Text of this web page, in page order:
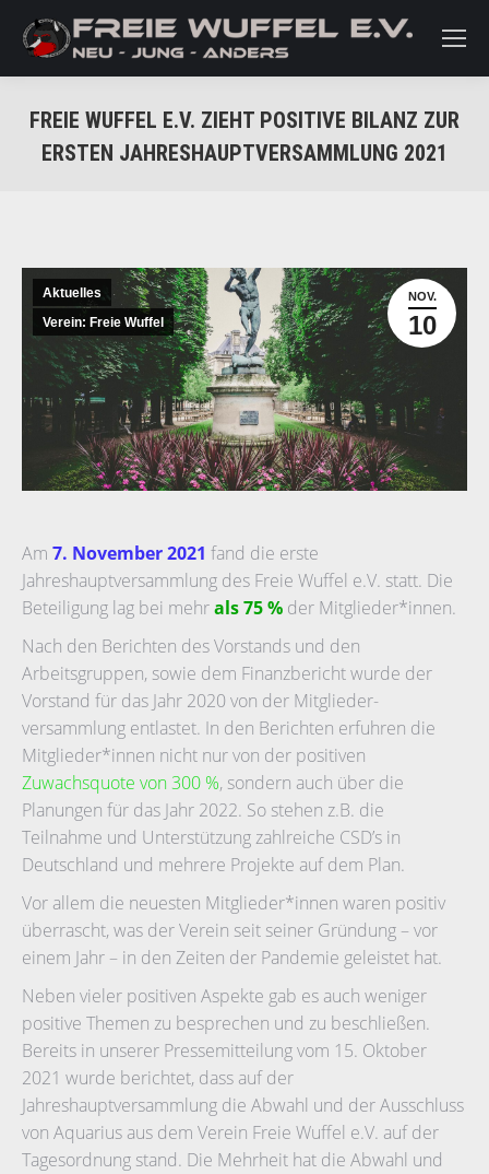
FREIE WUFFEL E.V. ZIEHT POSITIVE BILANZ ZUR
ERSTEN JAHRESHAUPTVERSAMMLUNG 2021
NOV.
10
Aktuelles
Verein: Freie Wuffel
Am 7. November 2021 fand die erste
Jahreshauptversammlung des Freie Wuffel e.V. statt. Die
Beteiligung lag bei mehrals 75 % der Mitglieder*innen.
Nach den Berichten des Vorstands und den
Arbeitsgruppen, sowie dem Finanzbericht wurde der
Vorstand für das Jahr 2020 von der Mitglieder-
versammlung entlastet. In den Berichten erfuhren die
Mitglieder*innen nicht nur von der positiven
Zuwachsquote von 300 %, sondern auch über die
Planungen für das Jahr 2022. So stehen z.B. die
Teilnahme und Unterstützung zahlreiche CSD’s in
Deutschland und mehrere Projekte auf dem Plan.
Vor allem die neuesten Mitglieder*innen waren positiv
überrascht, was der Verein seit seiner Gründung – vor
einem Jahr – in den Zeiten der Pandemie geleistet hat.
Neben vieler positiven Aspekte gab es auch weniger
positive Themen zu besprechen und zu beschließen.
Bereits in unserer Pressemitteilung vom 15. Oktober
2021 wurde berichtet, dass auf der
Jahreshauptversammlung die Abwahl und der Ausschluss
von Aquarius aus dem Verein Freie Wuffel e.V. auf der
Tagesordnung stand. Die Mehrheit hat die Abwahl und